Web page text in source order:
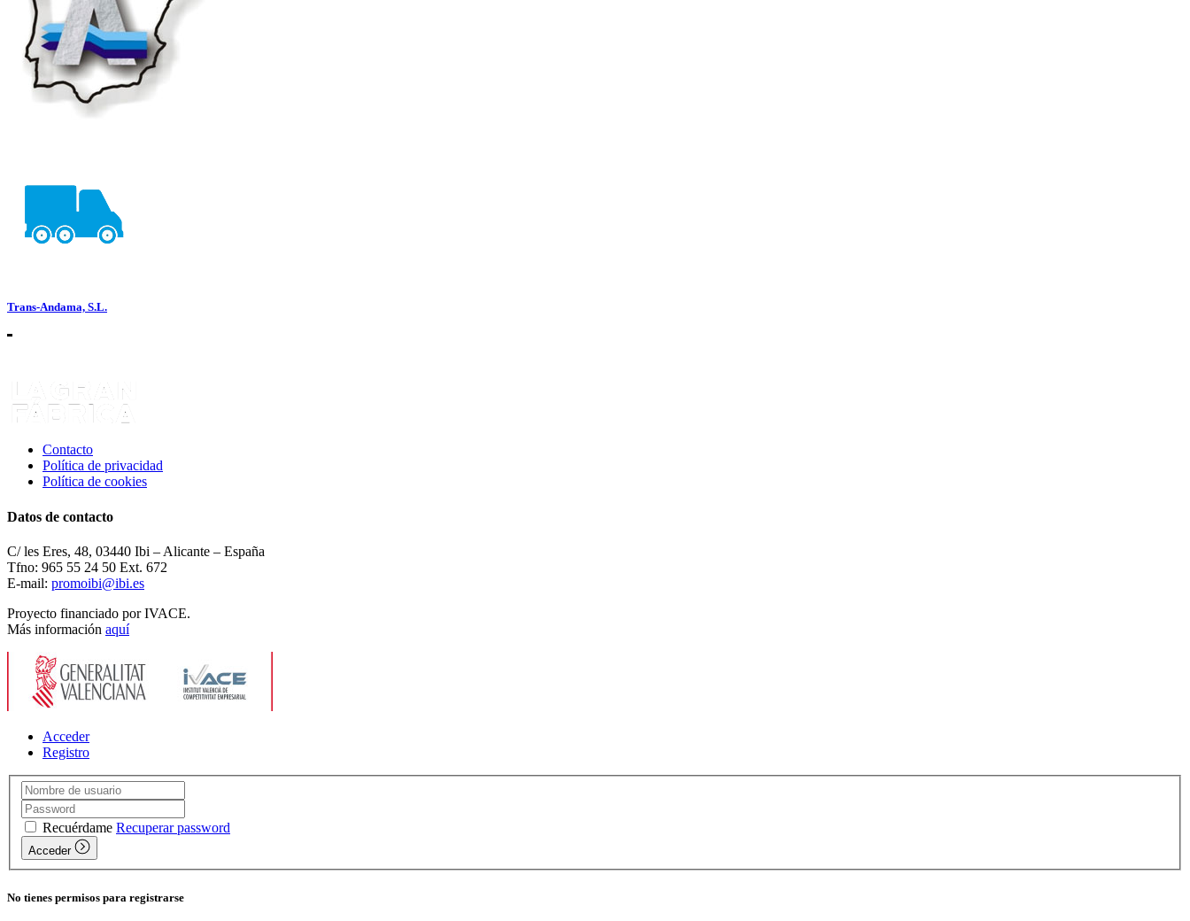
Trans-Andama, S.L.
Contacto
Política de privacidad
Política de cookies
Datos de contacto
C/ les Eres, 48, 03440 Ibi – Alicante – España
Tfno: 965 55 24 50 Ext. 672
E-mail: promoibi@ibi.es
Proyecto financiado por IVACE.
Más información aquí
Acceder
Registro
Recuérdame Recuperar password
Acceder
No tienes permisos para registrarse